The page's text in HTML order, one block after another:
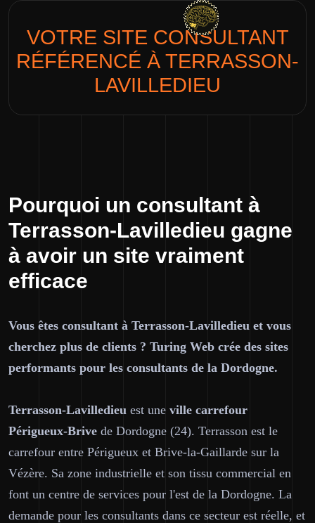
VOTRE SITE CONSULTANT
RÉFÉRENCÉ À TERRASSON-
LAVILLEDIEU
Pourquoi un consultant à
Terrasson-Lavilledieu gagne
à avoir un site vraiment
efficace
Vous êtes consultant à Terrasson-Lavilledieu et vous
cherchez plus de clients ? Turing Web crée des sites
performants pour les consultants de la Dordogne.
Terrasson-Lavilledieu est une ville carrefour
Périgueux-Brive de Dordogne (24). Terrasson est le
carrefour entre Périgueux et Brive-la-Gaillarde sur la
Vézère. Sa zone industrielle et son tissu commercial en
font un centre de services pour l'est de la Dordogne. La
demande pour les consultants dans ce secteur est réelle, et